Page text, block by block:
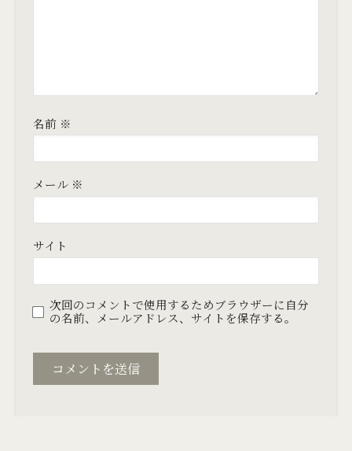
名前 ※
メール ※
サイト
次回のコメントで使用するためブラウザーに自分
の名前、メールアドレス、サイトを保存する。